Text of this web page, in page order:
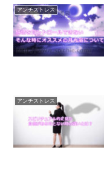
アンチストレス
アンチストレス